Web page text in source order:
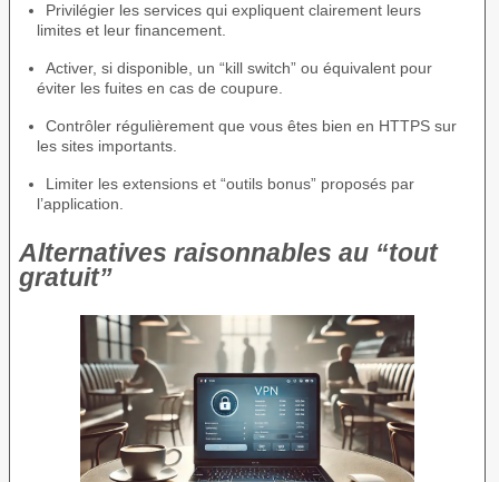
Privilégier les services qui expliquent clairement leurs
limites et leur financement.
Activer, si disponible, un “kill switch” ou équivalent pour
éviter les fuites en cas de coupure.
Contrôler régulièrement que vous êtes bien en HTTPS sur
les sites importants.
Limiter les extensions et “outils bonus” proposés par
l’application.
Alternatives raisonnables au “tout
gratuit”